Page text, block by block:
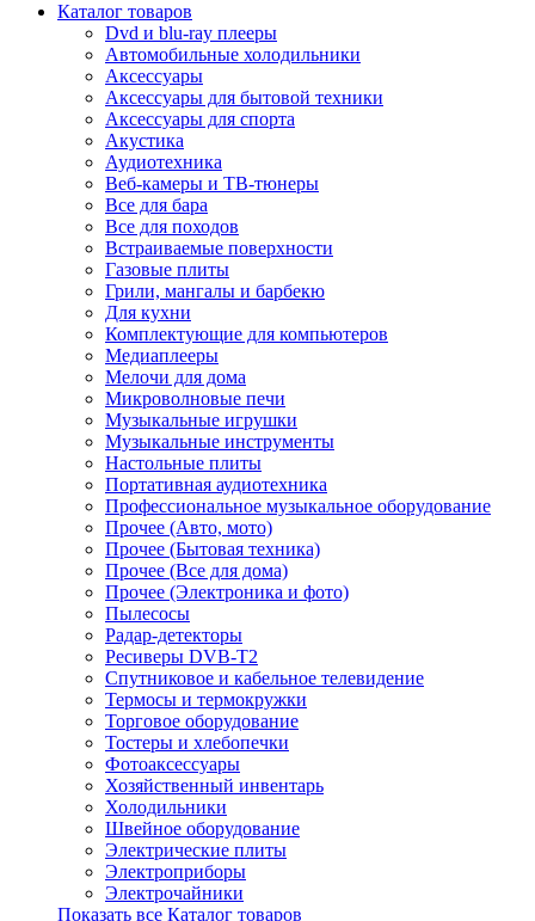
Каталог товаров
Dvd и blu-ray плееры
Автомобильные холодильники
Аксессуары
Аксессуары для бытовой техники
Аксессуары для спорта
Акустика
Аудиотехника
Веб-камеры и ТВ-тюнеры
Все для бара
Все для походов
Встраиваемые поверхности
Газовые плиты
Грили, мангалы и барбекю
Для кухни
Комплектующие для компьютеров
Медиаплееры
Мелочи для дома
Микроволновые печи
Музыкальные игрушки
Музыкальные инструменты
Настольные плиты
Портативная аудиотехника
Профессиональное музыкальное оборудование
Прочее (Авто, мото)
Прочее (Бытовая техника)
Прочее (Все для дома)
Прочее (Электроника и фото)
Пылесосы
Радар-детекторы
Ресиверы DVB-T2
Спутниковое и кабельное телевидение
Термосы и термокружки
Торговое оборудование
Тостеры и хлебопечки
Фотоаксессуары
Хозяйственный инвентарь
Холодильники
Швейное оборудование
Электрические плиты
Электроприборы
Электрочайники
Показать все Каталог товаров